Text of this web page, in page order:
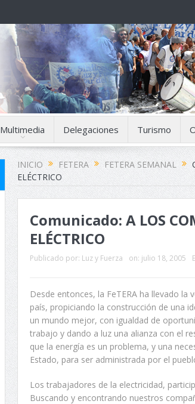
Multimedia Delegaciones Turismo
INICIO FETERA FETERA SEMANAL
ELÉCTRICO
Comunicado: A LOS
ELÉCTRICO
Publicado por: Luz y Fuerza on: julio 18, 2005
Desde entonces, la FeTERA ha llevado
país, propiciando la construcción de una
un mundo mejor, con igualdad de
trabajo y dando a luz una alianza con el
que la energía es un problema, y una
Estado, para ser administrada por el
Los trabajadores de la electricidad,
Buscando y encontrando nuestros